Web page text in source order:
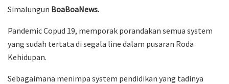
Simalungun BoaBoaNews.
Pandemic Copud 19, memporak porandakan semua system
yang sudah tertata di segala line dalam pusaran Roda
Kehidupan.
Sebagaimana menimpa system pendidikan yang tadinya